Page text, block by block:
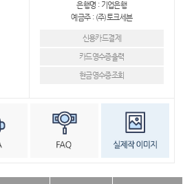
은행명 : 기업은행
예금주 : (주)토크세븐
신용카드결제
카드영수증출력
현금영수증조회